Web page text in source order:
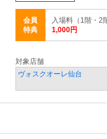
会員
特典
入場料（1階・2
1,000円
対象店舗
ヴォスクオーレ仙台